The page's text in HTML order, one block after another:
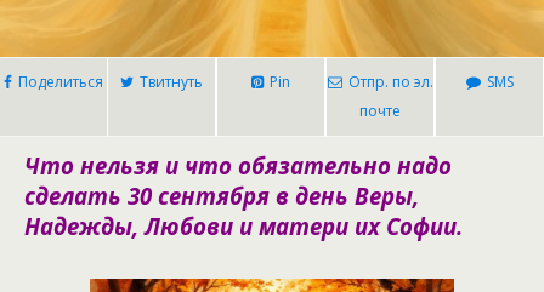
Поделиться Твитнуть Pin
Отпр. по эл.
почте
SMS
Что нельзя и что обязательно надо
сделать 30 сентября в день Веры,
Надежды, Любови и матери их Софии.